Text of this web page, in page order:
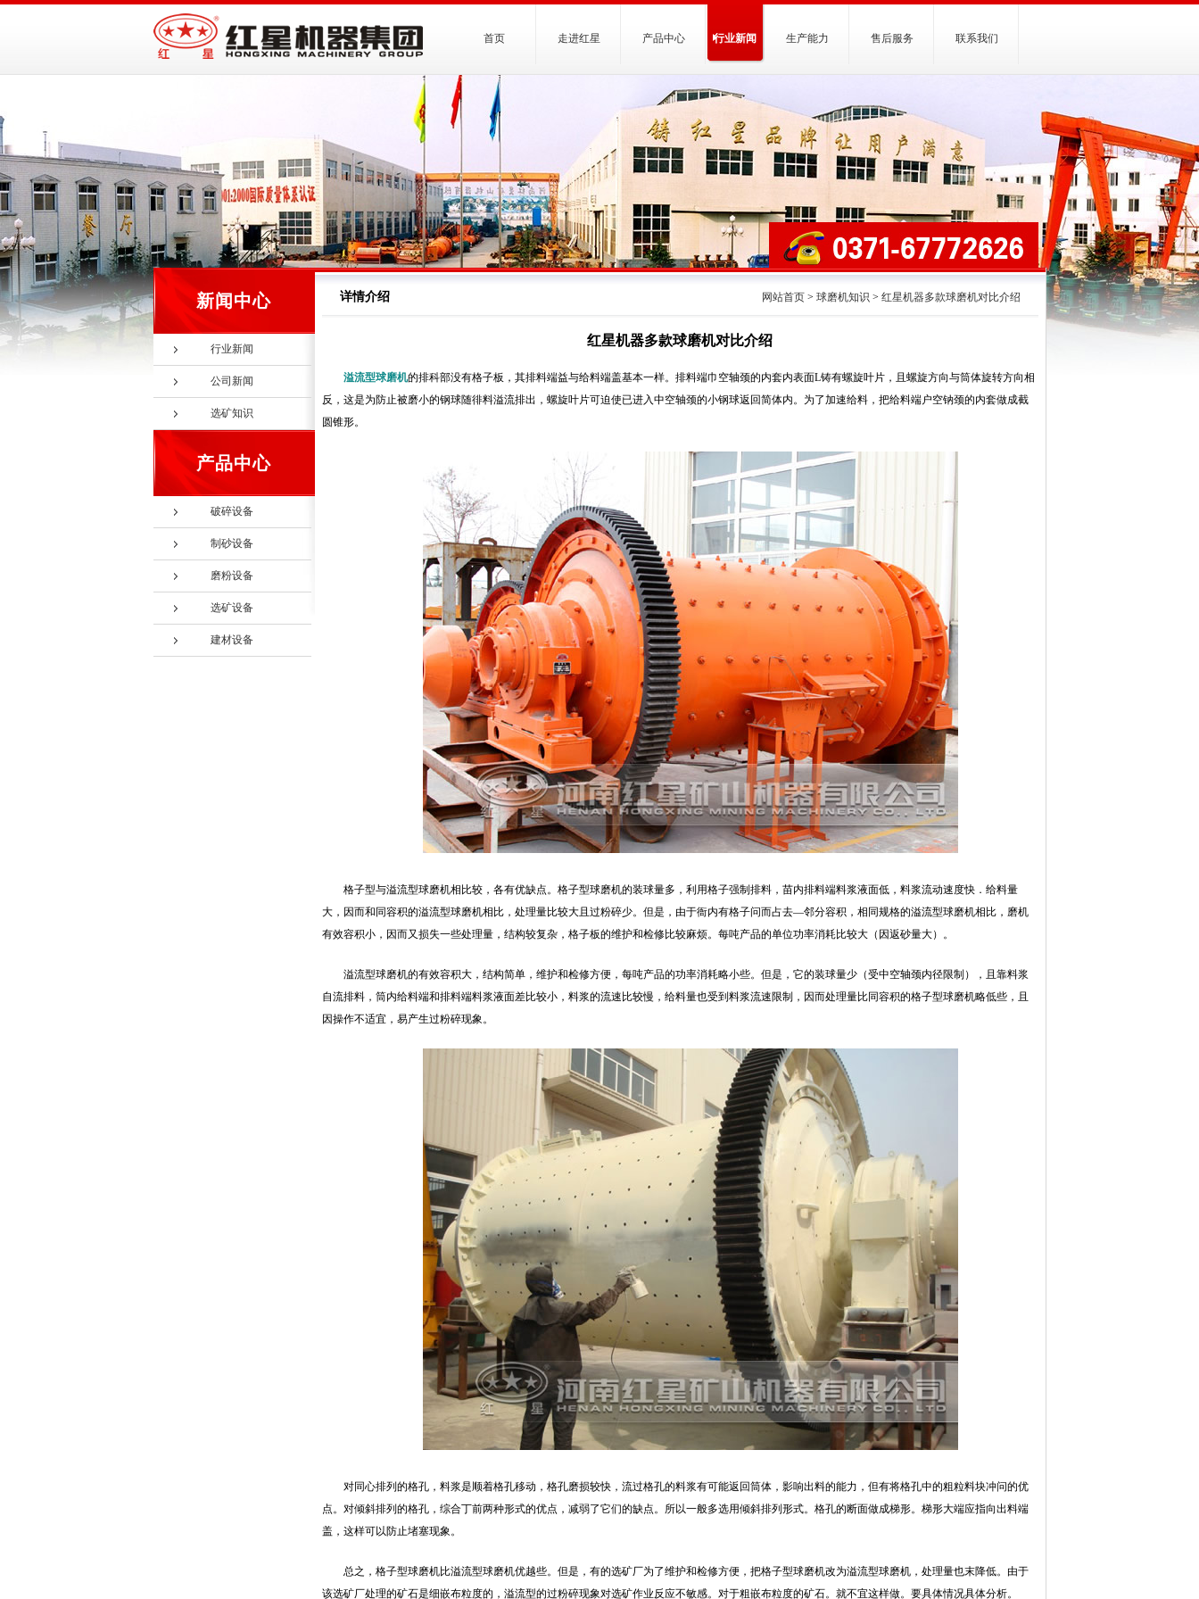
首页 走进红星 产品中心 行业新闻 生产能力 售后服务 联系我们
新闻中心
行业新闻
公司新闻
选矿知识
产品中心
破碎设备
制砂设备
磨粉设备
选矿设备
建材设备
详情介绍 网站首页> 球磨机知识 > 红星机器多款球磨机对比介绍
红星机器多款球磨机对比介绍
溢流型球磨机的排科部没有格子板，其排料端益与给料端盖基本一样。排料端巾空轴颈的内套内表面L铸有螺旋叶片，且螺旋方向与筒体旋转方向相
反，这是为防止被磨小的钢球随徘料溢流排出，螺旋叶片可迫使已进入中空轴颈的小钢球返回简体内。为了加速给料，把给料端户空钠颈的内套做成截
圆锥形。
格子型与溢流型球磨机相比较，各有优缺点。格子型球磨机的装球量多，利用格子强制排料，苗内排料端料浆液面低，料浆流动速度快．给料量
大，因而和同容积的溢流型球磨机相比，处理量比较大且过粉碎少。但是，由于衙内有格子问而占去—邻分容积，相同规格的溢流型球磨机相比，磨机
有效容积小，因而又损失一些处理量，结构较复杂，格子板的维护和检修比较麻烦。每吨产品的单位功率消耗比较大（因返砂量大）。
溢流型球磨机的有效容积大，结构简单，维护和检修方便，每吨产品的功率消耗略小些。但是，它的装球量少（受中空轴颈内径限制），且靠料浆
自流排料，筒内给料端和排料端料浆液面差比较小，料浆的流速比较慢，给料量也受到料浆流速限制，因而处理量比同容积的格子型球磨机略低些，且
因操作不适宜，易产生过粉碎现象。
对同心排列的格孔，料浆是顺着格孔移动，格孔磨损较快，流过格孔的料浆有可能返回筒体，影响出料的能力，但有将格孔中的粗粒料块冲问的优
点。对倾斜排列的格孔，综合丁前两种形式的优点，减弱了它们的缺点。所以一般多选用倾斜排列形式。格孔的断面做成梯形。梯形大端应指向出料端
盖，这样可以防止堵塞现象。
总之，格子型球磨机比溢流型球磨机优越些。但是，有的选矿厂为了维护和检修方便，把格子型球磨机改为溢流型球磨机，处理量也末降低。由于
该选矿厂处理的矿石是细嵌布粒度的，溢流型的过粉碎现象对选矿作业反应不敏感。对于粗嵌布粒度的矿石。就不宜这样做。要具体情况具体分析。